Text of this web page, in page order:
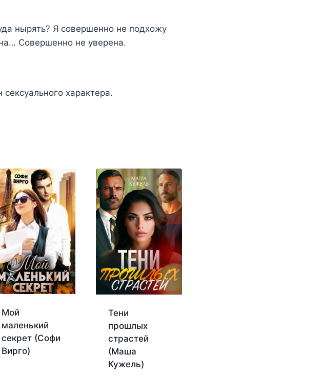
нырять? Я совершенно не подхожу
Совершенно не уверена.
характера.
Мой
маленький
секрет (Софи
Вирго)
Тени
прошлых
страстей
(Маша
Кужель)